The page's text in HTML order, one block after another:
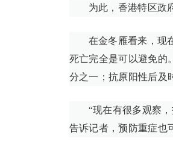
为此，香港特区政
在金冬雁看来，现
死亡完全是可以避免的
分之一；抗原阳性后及
“现在有很多观察
告诉记者，预防重症也